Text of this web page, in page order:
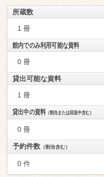
所蔵数
1 冊
館内でのみ利用可能な資料
0 冊
貸出可能な資料
1 冊
貸出中の資料（割当または回送中含む）
0 冊
予約件数 （割当含む）
0 件